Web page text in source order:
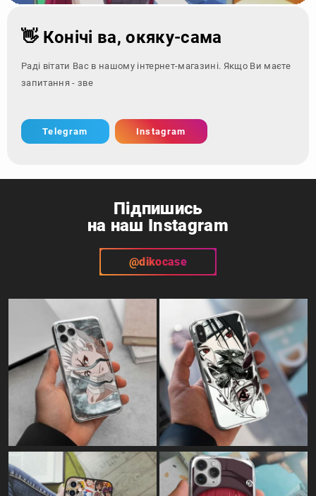
👋 Конічі ва, окяку-сама
Раді вітати Вас в нашому інтернет-магазині. Якщо Ви маєте
запитання - зверніться за кон
Telegram Instagram
Підпишись
на наш Instagram
@dikocase